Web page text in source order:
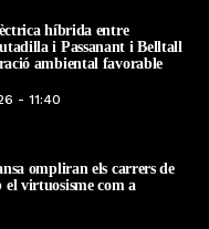
híbrida entre
i Passanant i Belltall
ambiental favorable
- 11:40
ompliran els carrers de
el virtuosisme com a